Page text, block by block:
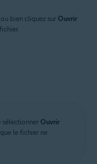
ou bien cliquez sur Ouvrir
sélectionner Ouvrir
le fichier ne